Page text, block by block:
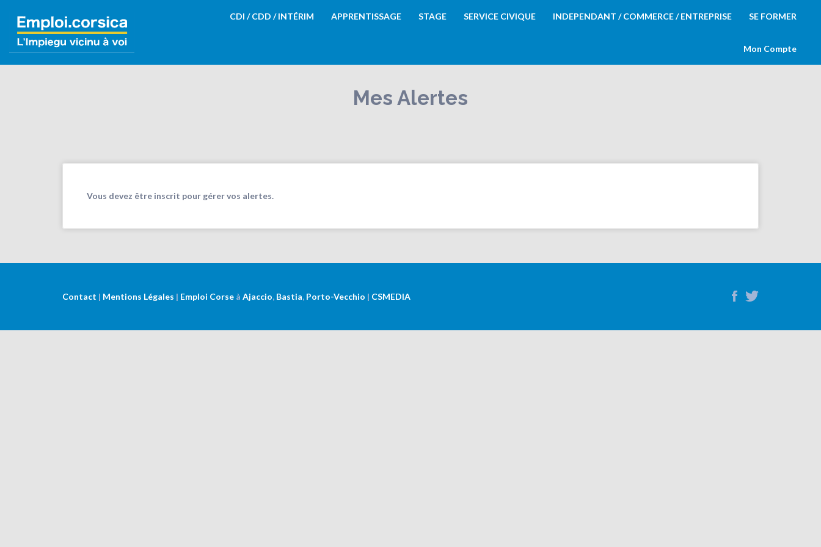
CDI / CDD / INTÉRIM APPRENTISSAGE STAGE SERVICE CIVIQUE INDEPENDANT / COMMERCE / ENTREPRISE SE FORMER
Mon Compte
Rechercher:
Mes Alertes
Vous devez être inscrit pour gérer vos alertes.
Contact | Mentions Légales | Emploi Corse à Ajaccio, Bastia, Porto-Vecchio | CSMEDIA